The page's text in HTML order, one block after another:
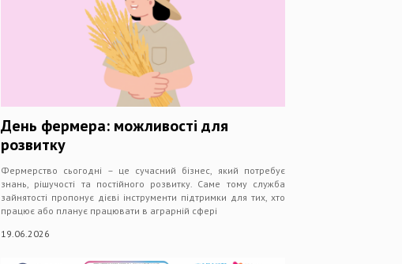
День фермера: можливості для
розвитку
Фермерство сьогодні – це сучасний бізнес, який потребує
знань, рішучості та постійного розвитку. Саме тому служба
зайнятості пропонує дієві інструменти підтримки для тих, хто
працює або планує працювати в аграрній сфері
19.06.2026